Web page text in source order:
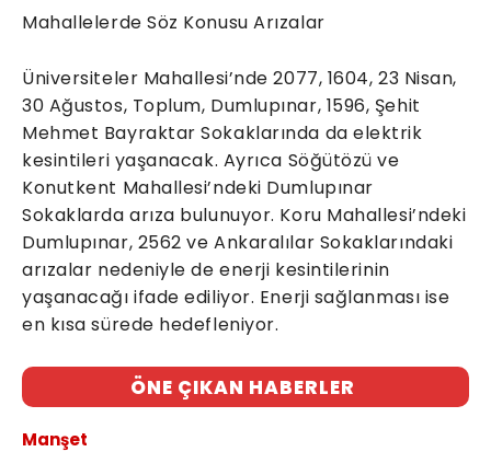
Mahallelerde Söz Konusu Arızalar
Üniversiteler Mahallesi’nde 2077, 1604, 23 Nisan,
30 Ağustos, Toplum, Dumlupınar, 1596, Şehit
Mehmet Bayraktar Sokaklarında da elektrik
kesintileri yaşanacak. Ayrıca Söğütözü ve
Konutkent Mahallesi’ndeki Dumlupınar
Sokaklarda arıza bulunuyor. Koru Mahallesi’ndeki
Dumlupınar, 2562 ve Ankaralılar Sokaklarındaki
arızalar nedeniyle de enerji kesintilerinin
yaşanacağı ifade ediliyor. Enerji sağlanması ise
en kısa sürede hedefleniyor.
ÖNE ÇIKAN HABERLER
Manşet